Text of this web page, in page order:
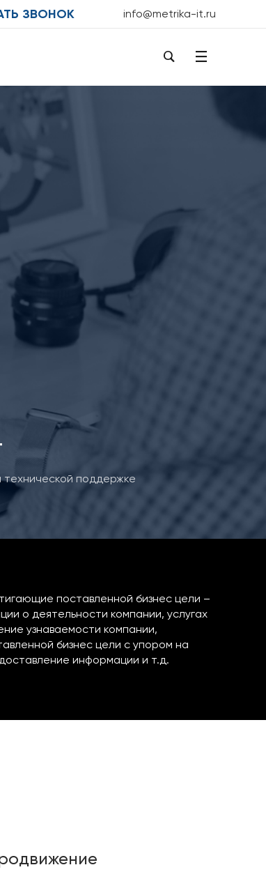
ЗВОНОК info@metrika-it.ru
технической поддержке
поставленной бизнес цели –
о деятельности компании, услугах
узнаваемости компании,
бизнес цели с упором на
информации и т.д.